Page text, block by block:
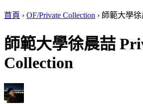
首頁 › OF/Private Collection › 師範大學徐
師範大學徐晨喆
Collection